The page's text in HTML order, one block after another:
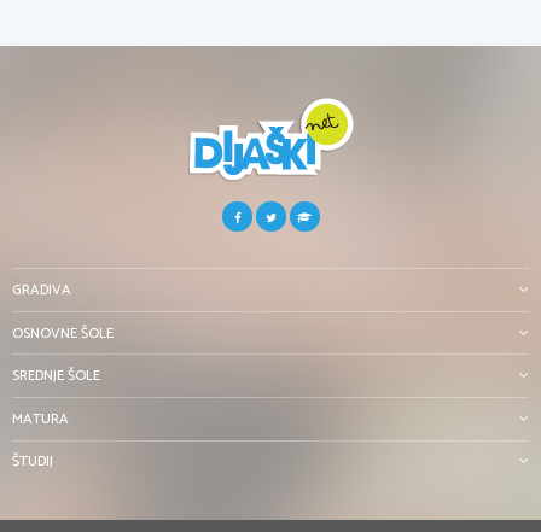
GRADIVA
OSNOVNE ŠOLE
SREDNJE ŠOLE
MATURA
ŠTUDIJ